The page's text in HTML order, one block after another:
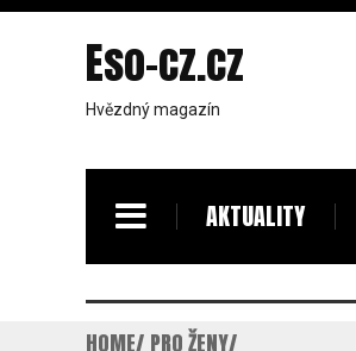
Eso-cz.cz
Hvězdný magazín
AKTUALITY
HOME PRO ŽENY